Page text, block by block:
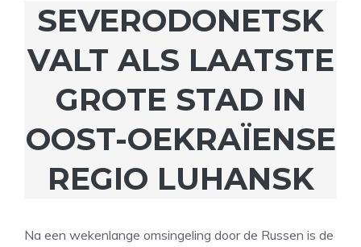
SEVERODONETSK
VALT ALS LAATSTE
GROTE STAD IN
OOST-OEKRAÏENSE
REGIO LUHANSK
Na een wekenlange omsingeling door de Russen is de